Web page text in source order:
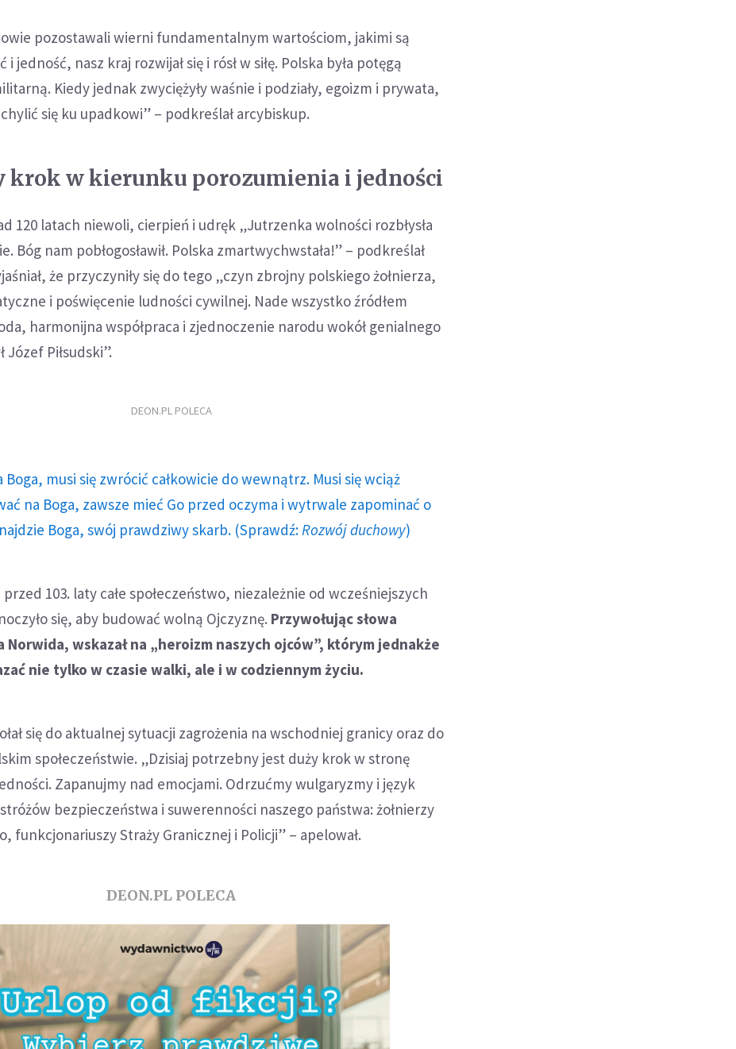
pozostawali wierni fundamentalnym wartościom, jakimi są
i jedność, nasz kraj rozwijał się i rósł w siłę. Polska była potęgą
Kiedy jednak zwyciężyły waśnie i podziały, egoizm i prywata,
chylić się ku upadkowi” – podkreślał arcybiskup.
krok w kierunku porozumienia i jedności
120 latach niewoli, cierpień i udręk „Jutrzenka wolności rozbłysła
Bóg nam pobłogosławił. Polska zmartwychwstała!” – podkreślał
że przyczyniły się do tego „czyn zbrojny polskiego żołnierza,
i poświęcenie ludności cywilnej. Nade wszystko źródłem
harmonijna współpraca i zjednoczenie narodu wokół genialnego
Piłsudski”.
DEON.PL POLECA
Boga, musi się zwrócić całkowicie do wewnątrz. Musi się wciąż
na Boga, zawsze mieć Go przed oczyma i wytrwale zapominać o
Boga, swój prawdziwy skarb. (Sprawdź: Rozwój duchowy)
przed 103. laty całe społeczeństwo, niezależnie od wcześniejszych
się, aby budować wolną Ojczyznę. Przywołując słowa
Norwida, wskazał na „heroizm naszych ojców”, którym jednakże
nie tylko w czasie walki, ale i w codziennym życiu.
się do aktualnej sytuacji zagrożenia na wschodniej granicy oraz do
społeczeństwie. „Dzisiaj potrzebny jest duży krok w stronę
Zapanujmy nad emocjami. Odrzućmy wulgaryzmy i język
bezpieczeństwa i suwerenności naszego państwa: żołnierzy
funkcjonariuszy Straży Granicznej i Policji” – apelował.
DEON.PL POLECA